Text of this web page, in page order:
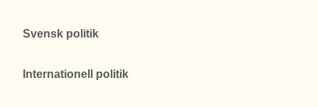
Svensk politik
Internationell politik